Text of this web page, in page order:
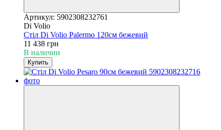
Артикул: 5902308232761
Di Volio
Стіл Di Volio Palermo 120см бежевий
11 438 грн
В наличии
Купить